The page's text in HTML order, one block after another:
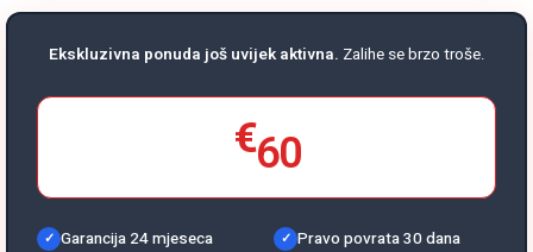
Ekskluzivna ponuda još uvijek aktivna. Zalihe se brzo troše.
€60
Garancija 24 mjeseca
Pravo povrata 30 dana